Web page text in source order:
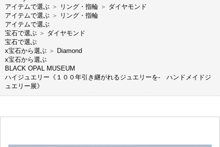
アイテムで選ぶ ＞ リング・指輪 ＞ ダイヤモンド
アイテムで選ぶ ＞
リング・指輪
アイテムで選ぶ
宝石で選ぶ ＞ ダイヤモンド
宝石で選ぶ
x宝石から選ぶ ＞ Diamond
x宝石から選ぶ
BLACK OPAL MUSEUM
ハイジュエリー《１００年引き継がれるジュエリーを- ハンドメイドジ
ュエリー展》